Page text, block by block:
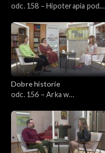
odc. 158 – Hipoterapia pod
Dobre historie
odc. 156 – Arka w